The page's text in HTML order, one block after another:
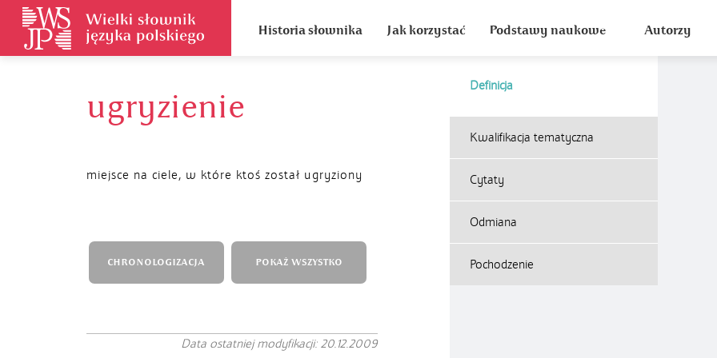
Historia słownika Jak korzystać Podstawy naukowe Autorzy
ugryzienie
Definicja
miejsce na ciele, w które ktoś został ugryziony
Kwalifikacja tematyczna
Cytaty
Odmiana
Pochodzenie
CHRONOLOGIZACJA POKAŻ WSZYSTKO
Data ostatniej modyfikacji: 20.12.2009